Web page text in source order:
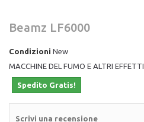
Beamz LF6000
Condizioni New
MACCHINE DEL FUMO E ALTRI EFFETTI
Spedito Gratis!
Scrivi una recensione